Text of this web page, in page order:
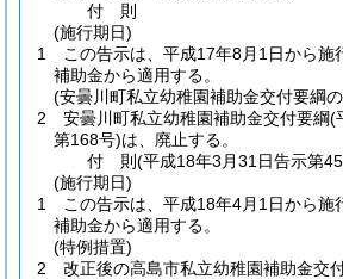
付 則
(施行期日)
1
この告示は、平成17年8月1日から施
補助金から適用する。
(安曇川町私立幼稚園補助金交付要綱
2
安曇川町私立幼稚園補助金交付要綱(
第168号)は、廃止する。
付 則(平成18年3月31日告示第
(施行期日)
1
この告示は、平成18年4月1日から施
補助金から適用する。
(特例措置)
2
改正後の高島市私立幼稚園補助金交